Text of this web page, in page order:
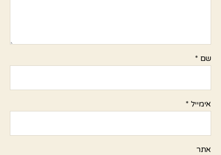
שם *
אימייל *
אתר